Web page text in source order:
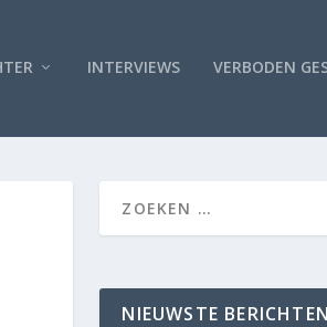
INTERVIEWS VERBODEN
NIEUWSTE BERICHTEN